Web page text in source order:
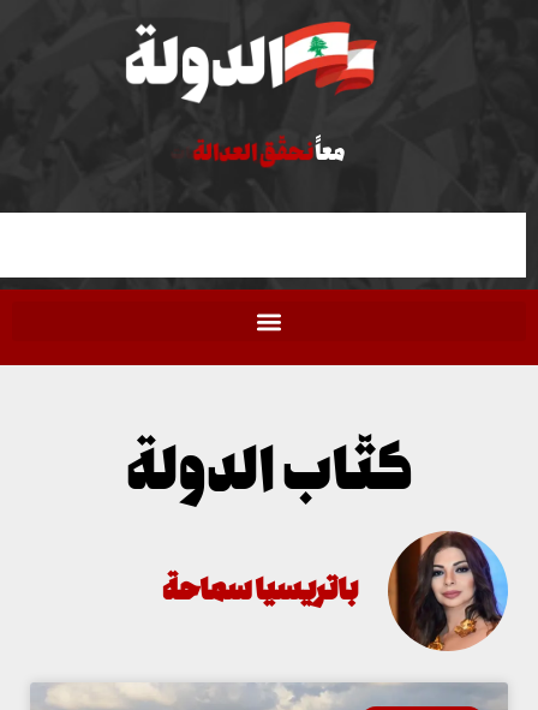
نحقّق العدالة
كتّاب الدولة
باتريسيا سماحة